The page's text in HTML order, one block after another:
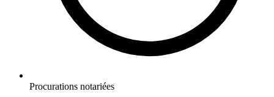
Procurations notariées